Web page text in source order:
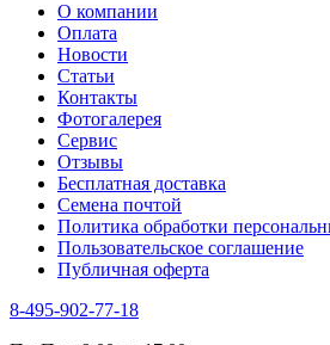
Тмин
Трава для чая
Туласи
Укроп
Фенхель пряный
Хризантема овощная
Цикорий пряный
Цикорий салатный
Черемша
Шпинат
Щавель
Эндивий
Эстрагон
Алтей
О компании
Оплата
Новости
Статьи
Контакты
Фотогалерея​
Сервис
Отзывы
Бесплатная доставка
Семена почтой
Политика обработки
Пользовательское соглашение
Публичная оферта
8-495-902-77-18